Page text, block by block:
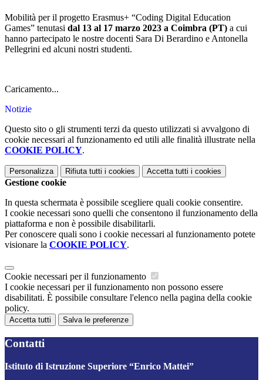
Mobilità per il progetto Erasmus+ “Coding Digital Education
Games” tenutasi dal 13 al 17 marzo 2023 a Coimbra (PT) a cui
hanno partecipato le nostre docenti Sara Di Berardino e Antonella
Pellegrini ed alcuni nostri studenti.
Caricamento...
Notizie
Questo sito o gli strumenti terzi da questo utilizzati si avvalgono di
cookie necessari al funzionamento ed utili alle finalità illustrate nella
COOKIE POLICY.
Personalizza Rifiuta tutti i cookies Accetta tutti i cookies
Gestione cookie
In questa schermata è possibile scegliere quali cookie consentire.
I cookie necessari sono quelli che consentono il funzionamento della
piattaforma e non è possibile disabilitarli.
Per conoscere quali sono i cookie necessari al funzionamento potete
visionare la COOKIE POLICY.
Cookie necessari per il funzionamento
I cookie necessari per il funzionamento non possono essere
disabilitati. È possibile consultare l'elenco nella pagina della cookie
policy.
Accetta tutti Salva le preferenze
Contatti
Istituto di Istruzione Superiore “Enrico Mattei”